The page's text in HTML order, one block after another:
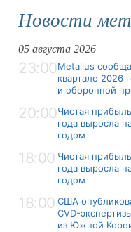
Новости
05 августа 2026
23:00Metallus
квартале 2026
и оборонной
20:00Чистая
года выросла
годом
18:00 Чистая
года выросла
годом
18:00 США
CVD-
из Южной